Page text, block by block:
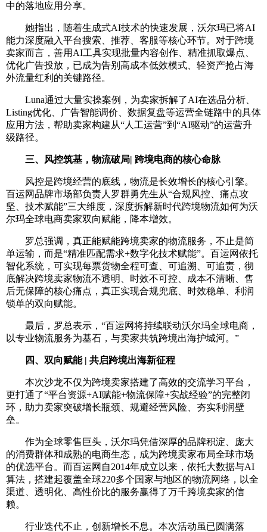
中的落地应用分享。
她指出，随着生成式AI技术的快速发展，沃尔玛已将AI
能力深度融入平台搜索、推荐、客服等核心环节。对于跨境
卖家而言，善用AI工具实现批量内容创作、精准抓取爆点、
优化广告投放，已成为告别高成本低效模式、轻资产抢占海
外流量红利的关键路径。
Luna通过大量实操案例，为卖家拆解了AI在选品分析、
Listing优化、广告智能调价、数据复盘等运营全链路中的具体
应用方法，帮助卖家构建从“人工运营”到“AI驱动”的运营升
级路径。
三、风控筑基，物流破局| 跨境电商的核心命脉
风控是跨境经营的底线，物流是长效增长的核心引擎。
百运网品牌市场部负责人罗群勇先生从“合规风控、痛点攻
坚、技术赋能”三大维度，深度拆解新时代跨境物流如何为沃
尔玛全球电商卖家双向赋能，降本增效。
罗总强调，真正能赋能跨境卖家的物流服务，不止是简
单运输，而是“精准匹配需求+数字化技术赋能”。百运网依托
智化系统，可实现每票货物全程可查、可追溯、可追责，彻
底解决跨境卖家物流不透明、时效不可控、成本不清晰、售
后无保障的核心痛点，真正实现合规兜底、时效稳单、利润
锁单的双向赋能。
最后，罗总表示，“百运网将持续联动沃尔玛全球电商，
以专业物流服务为基石，与卖家共筑跨境出海护城河。”
四、双向赋能 | 共启跨境出海新征程
本次沙龙不仅为跨境卖家搭建了高效的交流学习平台，
更打通了“平台资源+AI赋能+物流保障+实战经验”的完整闭
环，助力卖家突破增长瓶颈、规避经营风险、夯实利润壁
垒。
作为全球零售巨头，沃尔玛凭借深厚的品牌积淀、庞大
的消费群体和成熟的电商生态，成为跨境卖家布局全球市场
的优选平台。而百运网自2014年成立以来，依托大数据与AI
算法，搭建起覆盖全球220多个国家与地区的物流网络，以全
渠道、透明化、高性价比的服务赢得了万千跨境卖家的信
赖。
行业迭代不止，创新增长不息。本次活动虽已圆满落